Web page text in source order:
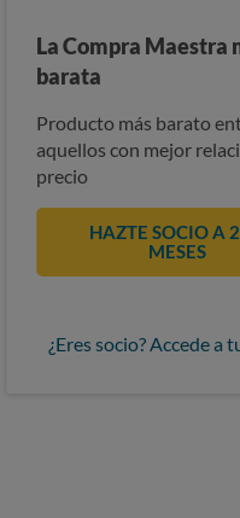
La Compra Maestra
barata
Producto más barato
aquellos con mejor
precio
HAZTE SOCIO A
MESES
¿Eres socio? Accede a